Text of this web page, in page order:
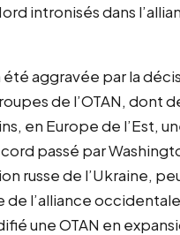
intronisés dans
aggravée par la
de l’OTAN, dont
en Europe de l’Est,
passé par
russe de l’Ukraine,
l’alliance
une OTAN en